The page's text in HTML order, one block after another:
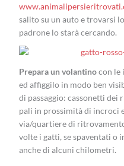
salito su un auto e trovarsi
padrone lo starà cercando.
Prepara un volantinocon le
ed affiggilo in modo ben
di passaggio: cassonetti dei
pali in prossimità di incroci
via/quartiere di
volte i gatti, se spaventati o
anche di alcuni chilometri.